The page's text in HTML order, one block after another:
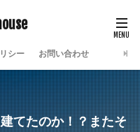
シー お問い合わせ
てたのか！？またそ